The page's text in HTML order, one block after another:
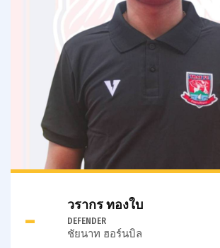
วรากร ทองใบ
DEFENDER
ชัยนาท ฮอร์นบิล
-